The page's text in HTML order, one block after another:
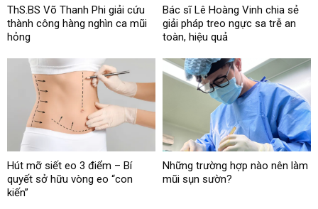
ThS.BS Võ Thanh Phi giải cứu
thành công hàng nghìn ca mũi
hỏng
Bác sĩ Lê Hoàng Vinh chia sẻ
giải pháp treo ngực sa trễ an
toàn, hiệu quả
Hút mỡ siết eo 3 điểm – Bí
quyết sở hữu vòng eo “con
kiến”
Những trường hợp nào nên làm
mũi sụn sườn?